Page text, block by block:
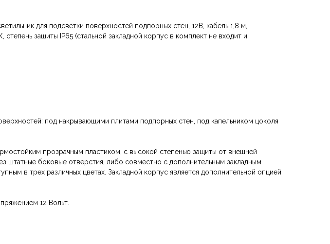
для подсветки поверхностей подпорных стен, 12В, кабель 1,8 м,
защиты IP65 (стальной закладной корпус в комплект не входит и
под накрывающими плитами подпорных стен, под капельником цоколя
прозрачным пластиком, с высокой степенью защиты от внешней
боковые отверстия, либо совместно с дополнительным закладным
в трех различных цветах. Закладной корпус является дополнительной опцией
12 Вольт.